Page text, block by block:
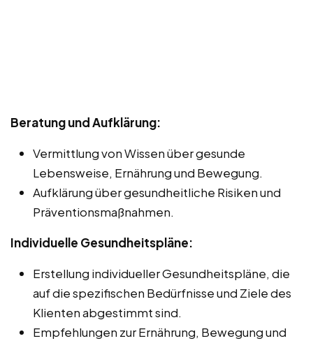
Beratung und Aufklärung:
Vermittlung von Wissen über gesunde
Lebensweise, Ernährung und Bewegung.
Aufklärung über gesundheitliche Risiken und
Präventionsmaßnahmen.
Individuelle Gesundheitspläne:
Erstellung individueller Gesundheitspläne, die
auf die spezifischen Bedürfnisse und Ziele des
Klienten abgestimmt sind.
Empfehlungen zur Ernährung, Bewegung und